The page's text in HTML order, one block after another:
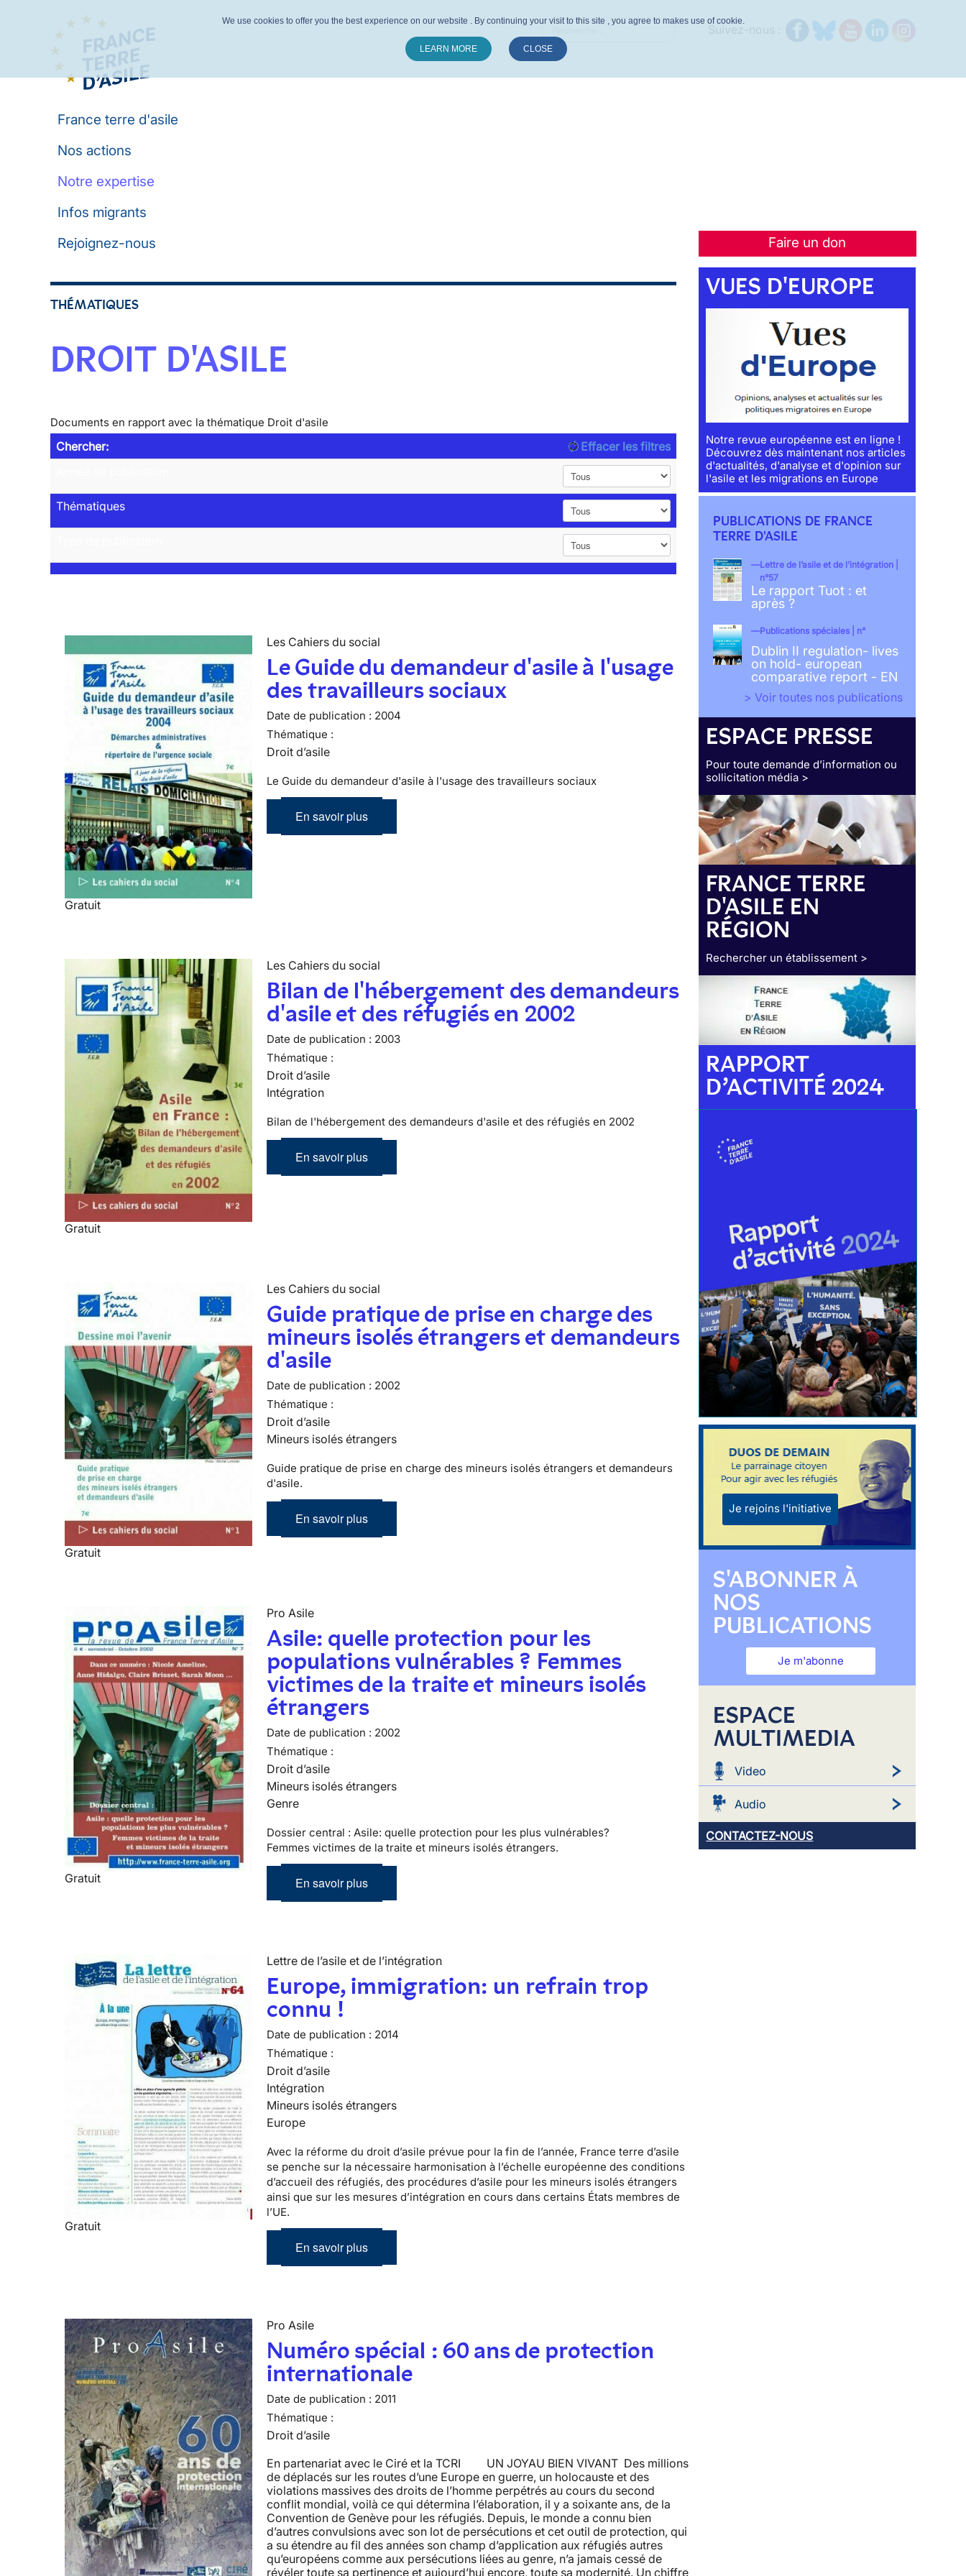
France terre d'asile
Nos actions
Notre expertise
Infos migrants
Faire un don
Rejoignez-nous
THÉMATIQUES
DROIT D'ASILE
Documents en rapport avec la thématique Droit d'asile
Chercher:
Effacer les filtres
Thématiques
Gratuit
Les Cahiers du social
Le Guide du demandeur d'asile à l'usage
des travailleurs sociaux
Date de publication : 2004
Thématique :
Droit d’asile
Le Guide du demandeur d'asile à l'usage des travailleurs sociaux
En savoir plus
Gratuit
Les Cahiers du social
Bilan de l'hébergement des demandeurs
d'asile et des réfugiés en 2002
Date de publication : 2003
Thématique :
Droit d’asile
Intégration
Bilan de l'hébergement des demandeurs d'asile et des réfugiés en 2002
En savoir plus
Gratuit
Les Cahiers du social
Guide pratique de prise en charge des
mineurs isolés étrangers et demandeurs
d'asile
Date de publication : 2002
Thématique :
Droit d’asile
Mineurs isolés étrangers
Guide pratique de prise en charge des mineurs isolés étrangers et demandeurs
d'asile.
En savoir plus
Gratuit
Pro Asile
Asile: quelle protection pour les
populations vulnérables ? Femmes
victimes de la traite et mineurs isolés
étrangers
Date de publication : 2002
Thématique :
Droit d’asile
Mineurs isolés étrangers
Genre
Dossier central : Asile: quelle protection pour les plus vulnérables?
Femmes victimes de la traite et mineurs isolés étrangers.
En savoir plus
Gratuit
Lettre de l’asile et de l’intégration
Europe, immigration: un refrain trop
connu !
Date de publication : 2014
Thématique :
Droit d’asile
Intégration
Mineurs isolés étrangers
Europe
Avec la réforme du droit d’asile prévue pour la fin de l’année, France terre d’asile
se penche sur la nécessaire harmonisation à l’échelle européenne des conditions
d’accueil des réfugiés, des procédures d’asile pour les mineurs isolés étrangers
ainsi que sur les mesures d’intégration en cours dans certains États membres de
l’UE.
En savoir plus
Pro Asile
Numéro spécial : 60 ans de protection
internationale
Date de publication : 2011
Thématique :
Droit d’asile
En partenariat avec le Ciré et la TCRI UN JOYAU BIEN VIVANT Des millions
de déplacés sur les routes d’une Europe en guerre, un holocauste et des
violations massives des droits de l’homme perpétrés au cours du second
conflit mondial, voilà ce qui détermina l’élaboration, il y a soixante ans, de la
Convention de Genève pour les réfugiés. Depuis, le monde a connu bien
d’autres convulsions avec son lot de persécutions et cet outil de protection, qui
a su étendre au fil des années son champ d’application aux réfugiés autres
qu’européens comme aux persécutions liées au genre, n’a jamais cessé de
révéler toute sa pertinence et aujourd’hui encore, toute sa modernité. Un chiffre
VUES D'EUROPE
Notre revue européenne est en ligne !
Découvrez dès maintenant nos articles
d'actualités, d'analyse et d'opinion sur
l'asile et les migrations en Europe
PUBLICATIONS DE FRANCE
TERRE D'ASILE
Lettre de l’asile et de l’intégration |
n°57
Le rapport Tuot : et
après ?
Publications spéciales | n°
Dublin II regulation- lives
on hold- european
comparative report - EN
> Voir toutes nos publications
ESPACE PRESSE
Pour toute demande d’information ou
sollicitation média >
FRANCE TERRE
D'ASILE EN
RÉGION
Rechercher un établissement >
RAPPORT
D’ACTIVITÉ 2024
Je rejoins l'initiative
S'ABONNER À
NOS
PUBLICATIONS
Je m'abonne
ESPACE
MULTIMEDIA
Video
Audio
CONTACTEZ-NOUS
We use cookies to offer you the best experience on our website . By continuing your visit to this site , you agree to makes use of cookie.
LEARN MORE CLOSE